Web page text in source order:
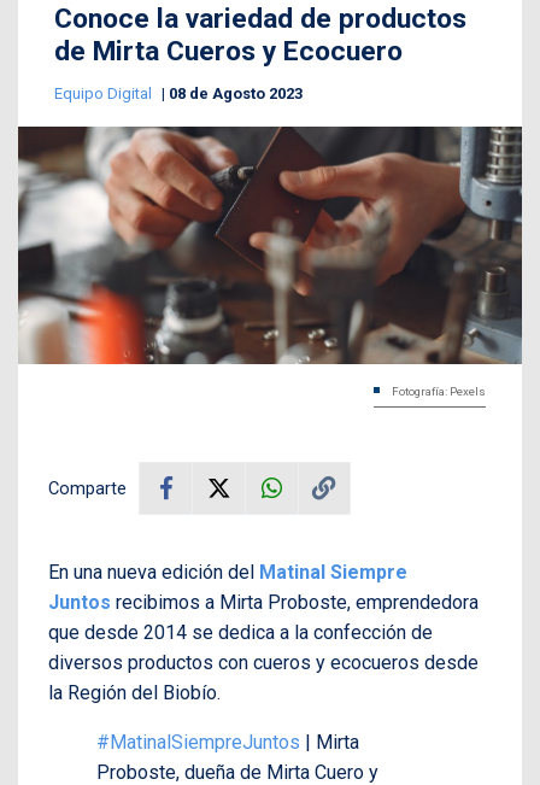
Conoce la variedad de productos
de Mirta Cueros y Ecocuero
Equipo Digital 08 de Agosto 2023
Fotografía: Pexels
Comparte
En una nueva edición del Matinal Siempre
Juntos recibimos a Mirta Proboste, emprendedora
que desde 2014 se dedica a la confección de
diversos productos con cueros y ecocueros desde
la Región del Biobío.
#MatinalSiempreJuntos | Mirta
Proboste, dueña de Mirta Cuero y